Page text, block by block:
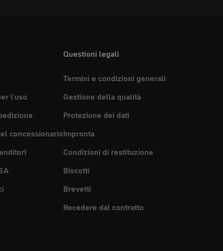
l'uso
concessionario
Questioni legali
Termini e condizioni generali
Gestione della qualità
Protezione dei dati
Impronta
Condizioni di restituzione
Biscotti
Brevetti
Recedere dal contratto